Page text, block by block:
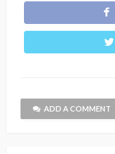
ADD A COMMENT